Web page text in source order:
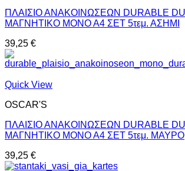
ΠΛΑΙΣΙΟ ΑΝΑΚΟΙΝΩΣΕΩΝ DURABLE
ΜΑΓΝΗΤΙΚΟ ΜΟΝΟ Α4 ΣΕΤ 5τεμ. ΑΣΗΜΙ
39,25 €
Quick View
OSCAR'S
ΠΛΑΙΣΙΟ ΑΝΑΚΟΙΝΩΣΕΩΝ DURABLE
ΜΑΓΝΗΤΙΚΟ ΜΟΝΟ Α4 ΣΕΤ 5τεμ. ΜΑΥΡΟ
39,25 €